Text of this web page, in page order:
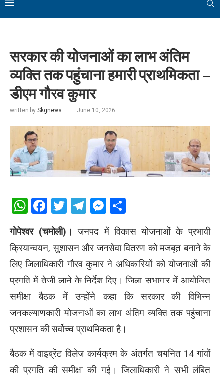
सरकार की योजनाओं का लाभ अंतिम
व्यक्ति तक पहुंचाना हमारी प्राथमिकता –
डीएम गौरव कुमार
written by Skgnews June 10, 2026
WhatsApp
Facebook
Twitter
Telegram
Messenger
गोपेश्वर (चमोली)। जनपद में विकास योजनाओं के प्रभावी
क्रियान्वयन, सुशासन और जनसेवा वितरण को मजबूत बनाने के
लिए जिलाधिकारी गौरव कुमार ने अधिकारियों को योजनाओं की
प्रगति में तेजी लाने के निर्देश दिए। जिला सभागार में आयोजित
समीक्षा बैठक में उन्होंने कहा कि सरकार की विभिन्न
जनकल्याणकारी योजनाओं का लाभ अंतिम व्यक्ति तक पहुंचाना
प्रशासन की सर्वोच्च प्राथमिकता है।
बैठक में वाइब्रेंट विलेज कार्यक्रम के अंतर्गत चयनित 14 गांवों
की प्रगति की समीक्षा की गई। जिलाधिकारी ने सभी लंबित